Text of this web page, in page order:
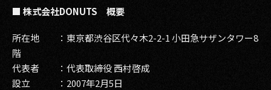
■ 株式会社DONUTS 概要
所在地 ：東京都渋谷区代々木2-2-1 小田急サザンタワー8
階
代表者 ：代表取締役 西村啓成
設立 ：2007年2月5日